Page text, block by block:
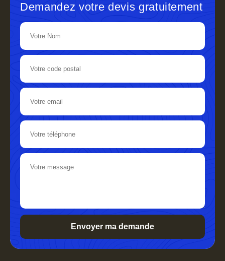
Demandez votre devis gratuitement